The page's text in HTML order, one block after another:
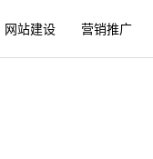
网站建设 营销推广